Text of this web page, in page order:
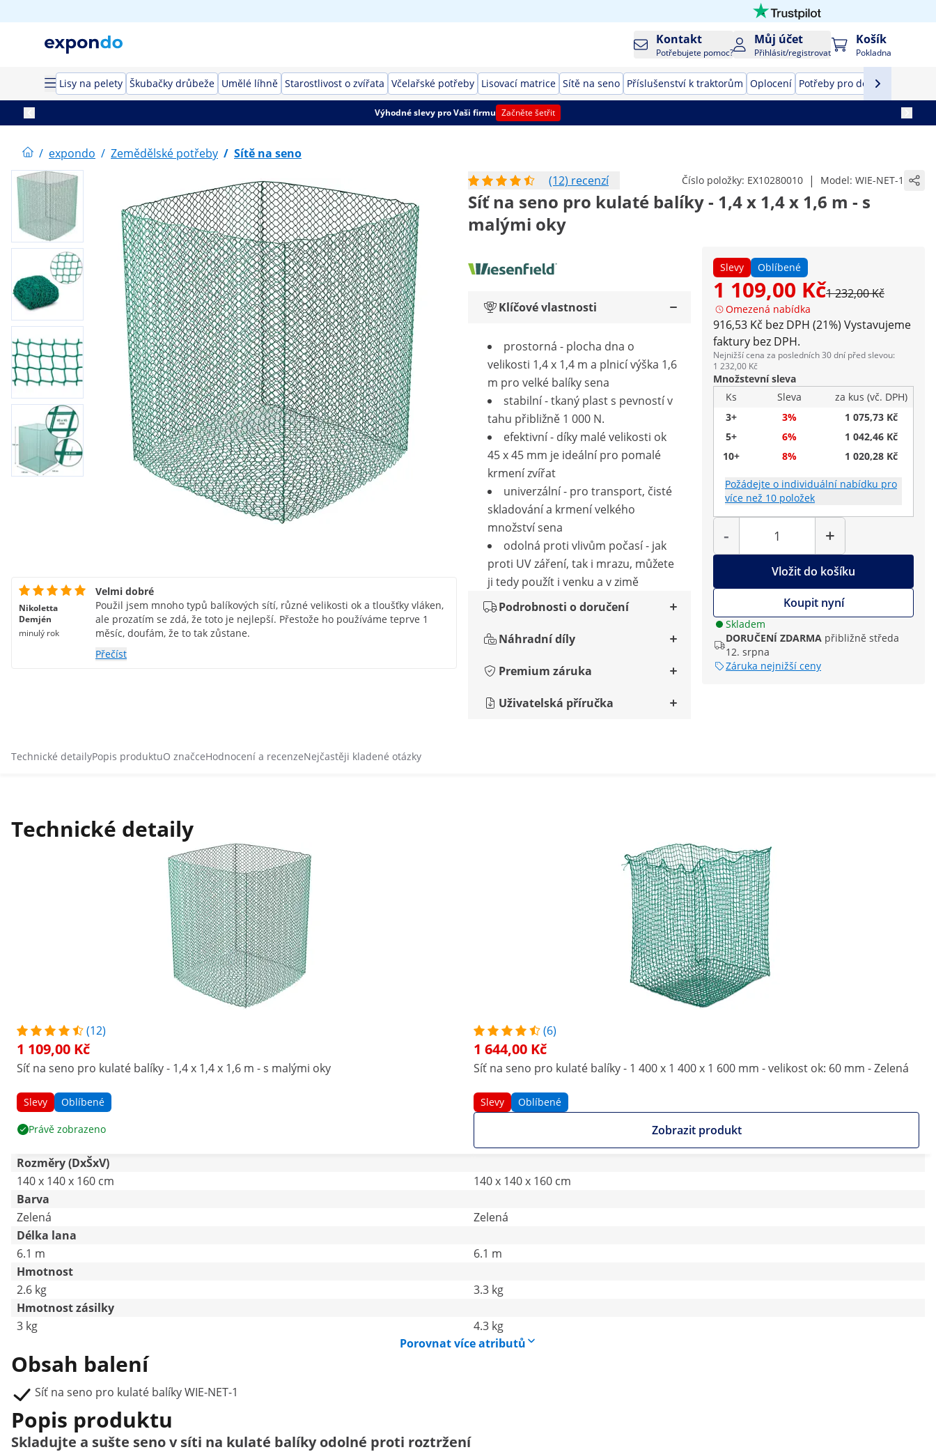
Kontakt
Potřebujete pomoc?
Můj účet
Přihlásit/registrovat
Košík
Pokladna
Lisy na pelety Škubačky drůbeže Umělé líhně Starostlivost o zvířata Včelařské potřeby Lisovací matrice Sítě na seno Příslušenství k traktorům Oplocení Potřeby pro domácí mazlíčky
Výhodné slevy pro Vaši firmu Začněte šetřit
/ expondo / Zemědělské potřeby / Sítě na seno
(12) recenzí
Číslo položky: EX10280010 | Model: WIE-NET-1
Síť na seno pro kulaté balíky - 1,4 x 1,4 x 1,6 m - s
malými oky
Slevy Oblíbené
1 109,00 Kč1 232,00 Kč
Omezená nabídka
916,53 Kč bez DPH (21%) Vystavujeme
faktury bez DPH.
Nejnižší cena za posledních 30 dní před slevou:
1 232,00 Kč
Množstevní sleva
Ks
Sleva
za kus (vč. DPH)
3+
3%
1 075,73 Kč
5+
6%
1 042,46 Kč
10+
8% 1 020,28 Kč
Požádejte o individuální nabídku pro
více než 10 položek
-
Počet
+
Vložit do košíku
Koupit nyní
Skladem
DORUČENÍ ZDARMA přibližně středa
12. srpna
Záruka nejnižší ceny
Klíčové vlastnosti
prostorná - plocha dna o
velikosti 1,4 x 1,4 m a plnicí výška 1,6
m pro velké balíky sena
stabilní - tkaný plast s pevností v
tahu přibližně 1 000 N.
efektivní - díky malé velikosti ok
45 x 45 mm je ideální pro pomalé
krmení zvířat
univerzální - pro transport, čisté
skladování a krmení velkého
množství sena
odolná proti vlivům počasí - jak
proti UV záření, tak i mrazu, můžete
ji tedy použít i venku a v zimě
Podrobnosti o doručení
Náhradní díly
Premium záruka
Uživatelská příručka
Nikoletta
Demjén
minulý rok
Velmi dobré
Použil jsem mnoho typů balíkových sítí, různé velikosti ok a tloušťky vláken,
ale prozatím se zdá, že toto je nejlepší. Přestože ho používáme teprve 1
měsíc, doufám, že to tak zůstane.
Přečíst
Technické detailyPopis produktuO značceHodnocení a recenzeNejčastěji kladené otázky
Technické detaily
(12)
1 109,00 Kč
Síť na seno pro kulaté balíky - 1,4 x 1,4 x 1,6 m - s malými oky
Slevy Oblíbené
Právě zobrazeno
(6)
1 644,00 Kč
Síť na seno pro kulaté balíky - 1 400 x 1 400 x 1 600 mm - velikost ok: 60 mm - Zelená
Slevy Oblíbené
Zobrazit produkt
Rozměry (DxŠxV)
140 x 140 x 160 cm
140 x 140 x 160 cm
Barva
Zelená
Zelená
Délka lana
6.1 m
6.1 m
Hmotnost
2.6 kg
3.3 kg
Hmotnost zásilky
3 kg
4.3 kg
Porovnat více atributů
Obsah balení
Síť na seno pro kulaté balíky WIE-NET-1
Popis produktu
Skladujte a sušte seno v síti na kulaté balíky odolné proti roztržení